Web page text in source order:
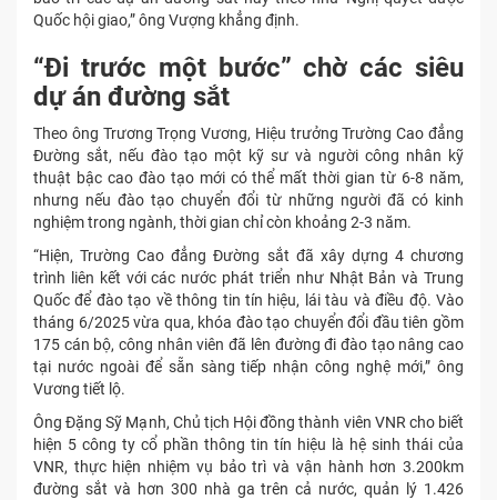
Quốc hội giao,” ông Vượng khẳng định.
“Đi trước một bước” chờ các siêu
dự án đường sắt
Theo ông Trương Trọng Vương, Hiệu trưởng Trường Cao đẳng
Đường sắt, nếu đào tạo một kỹ sư và người công nhân kỹ
thuật bậc cao đào tạo mới có thể mất thời gian từ 6-8 năm,
nhưng nếu đào tạo chuyển đổi từ những người đã có kinh
nghiệm trong ngành, thời gian chỉ còn khoảng 2-3 năm.
“Hiện, Trường Cao đẳng Đường sắt đã xây dựng 4 chương
trình liên kết với các nước phát triển như Nhật Bản và Trung
Quốc để đào tạo về thông tin tín hiệu, lái tàu và điều độ. Vào
tháng 6/2025 vừa qua, khóa đào tạo chuyển đổi đầu tiên gồm
175 cán bộ, công nhân viên đã lên đường đi đào tạo nâng cao
tại nước ngoài để sẵn sàng tiếp nhận công nghệ mới,” ông
Vương tiết lộ.
Ông Đặng Sỹ Mạnh, Chủ tịch Hội đồng thành viên VNR cho biết
hiện 5 công ty cổ phần thông tin tín hiệu là hệ sinh thái của
VNR, thực hiện nhiệm vụ bảo trì và vận hành hơn 3.200km
đường sắt và hơn 300 nhà ga trên cả nước, quản lý 1.426